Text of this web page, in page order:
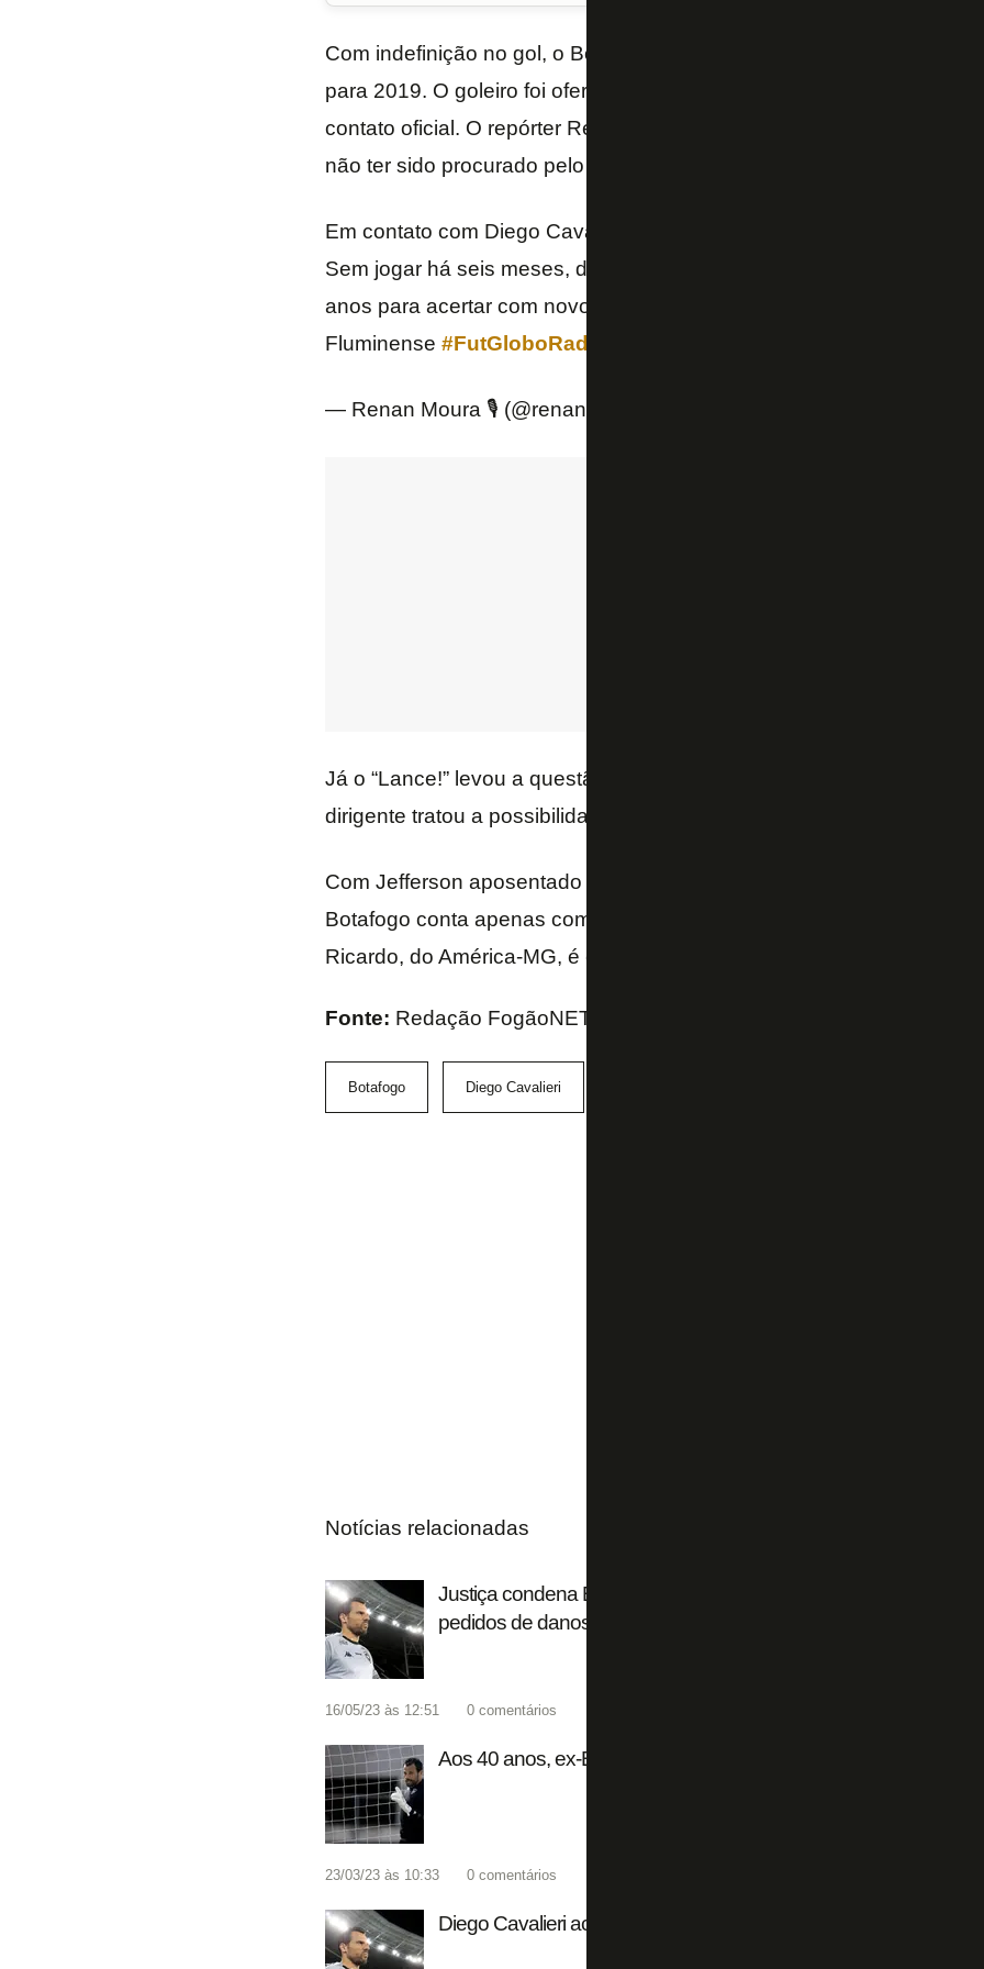
Com indefinição no gol, o Botafogo tem em Diego Cavalieri uma das
para 2019. O goleiro foi oferecido e agrada a uma parte da diretoria,
contato oficial. O repórter Renan Moura, da Rádio Globo, informou
não ter sido procurado pelo clube.
Em contato com Diego Cavalieri, o goleiro afirmou que não foi
Sem jogar há seis meses, desde o Crystal Palace, o goleiro aguarda
anos para acertar com novo clube. No Brasil, ele só defendeu o
Fluminense #FutGloboRadio
— Renan Moura 🎙️ (@renanmouraglobo)
Já o “Lance!” levou a questão ao gerente de futebol do Botafogo,
dirigente tratou a possibilidade como “rumor”.
Com Jefferson aposentado e Saulo prestes a ser emprestado para o
Botafogo conta apenas com Gatito Fernández e Diego Loureiro para
Ricardo, do América-MG, é outro nome especulado.
Fonte: Redação FogãoNET
Botafogo Diego Cavalieri
Notícias relacionadas
Justiça condena Botafogo a pagar R$ 1,5 milhão a Diego
pedidos de danos morais e indenização por acidente de trabalho
16/05/23 às 12:51 0 comentários
Aos 40 anos, ex-Botafogo e Fluminense Diego Cavalieri
23/03/23 às 10:33 0 comentários
Diego Cavalieri acusa Botafogo de 'assédio moral' e cobra R$